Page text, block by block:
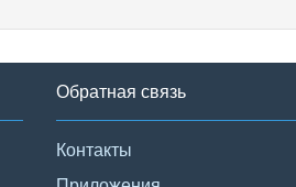
Обратная связь
Контакты